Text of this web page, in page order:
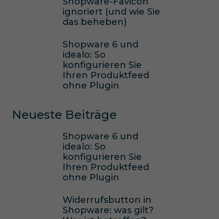
ignoriert (und wie Sie
das beheben)
Shopware 6 und
idealo: So
konfigurieren Sie
Ihren Produktfeed
ohne Plugin
Neueste Beiträge
Shopware 6 und
idealo: So
konfigurieren Sie
Ihren Produktfeed
ohne Plugin
Widerrufsbutton in
Shopware: was gilt?